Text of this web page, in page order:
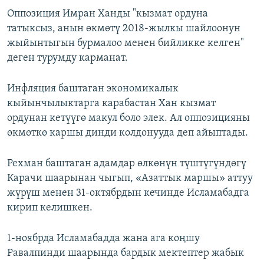
Оппозиция Имран Ханды "кызмат ордуна
татыксыз, анын өкмөтү 2018-жылкы шайлоонун
жыйынтыгын бурмалоо менен бийликке келген"
деген турумду карманат.
Инфляция баштаган экономикалык
кыйынчылыктарга карабастан Хан кызмат
ордунан кетүүгө макул боло элек. Ал оппозицияны
өкмөткө каршы динди колдонууда деп айыптады.
Рехман баштаган адамдар өлкөнүн түштүгүндөгү
Карачи шаарынан чыгып, «Азаттык маршы» аттуу
жүрүш менен 31-октябрдын кечинде Исламабадга
кирип келишкен.
1-ноябрда Исламабадда жана ага коңшу
Равалпинди шаарында бардык мектептер жабык